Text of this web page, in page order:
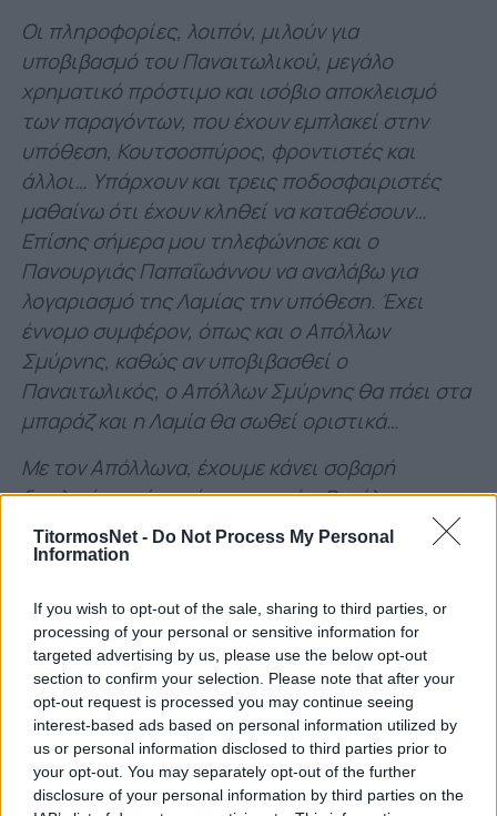
TitormosNet - Do Not Process My Personal
Information
If you wish to opt-out of the sale, sharing to third parties, or
processing of your personal or sensitive information for
targeted advertising by us, please use the below opt-out
section to confirm your selection. Please note that after your
opt-out request is processed you may continue seeing
interest-based ads based on personal information utilized by
us or personal information disclosed to third parties prior to
your opt-out. You may separately opt-out of the further
disclosure of your personal information by third parties on the
Οι πληροφορίες, λοιπόν, μιλούν για
υποβιβασμό του Παναιτωλικού, μεγάλο
χρηματικό πρόστιμο και ισόβιο αποκλεισμό
των παραγόντων, που έχουν εμπλακεί στην
υπόθεση, Κουτσοσπύρος, φροντιστές και
άλλοι… Υπάρχουν και τρεις ποδοσφαιριστές
μαθαίνω ότι έχουν κληθεί να καταθέσουν…
Επίσης σήμερα μου τηλεφώνησε και ο
Πανουργιάς Παπαΐωάννου να αναλάβω για
λογαριασμό της Λαμίας την υπόθεση. Έχει
έννομο συμφέρον, όπως και ο Απόλλων
Σμύρνης, καθώς αν υποβιβασθεί ο
Παναιτωλικός, ο Απόλλων Σμύρνης θα πάει στα
μπαράζ και η Λαμία θα σωθεί οριστικά…
Με τον Απόλλωνα, έχουμε κάνει σοβαρή
δουλειά, με είχε πάρει αρχικά ο Βασίλης
Γκαγκάτσης και συναντήθηκα και με τον
Παναγιώτη Μονεμβασιώτη, στείλαμε εξώδικα
ασφαλώς δεν μπορεί να επικυρωθεί η
βαθμολογία, εφόσον θα υπάρχει εκκρεμοδικία,
αλλά με την ΕΠΟ αυτή για τίποτα δεν μπορείς
να είσαι σίγουρος, έχουν γίνει εγκλήματα
χρόνια τώρα… Ήδη έχει καθυστερήσει πάρα
πολύ αυτή η υπόθεση και είναι πολύ σοβαρή…
Με λυπεί που τα Μέσα την έχουν θάψει… Όπως